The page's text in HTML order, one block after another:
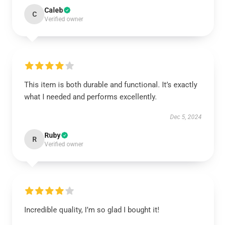
C Caleb
Verified owner
This item is both durable and functional. It’s exactly
what I needed and performs excellently.
Dec 5, 2024
R Ruby
Verified owner
Incredible quality, I’m so glad I bought it!